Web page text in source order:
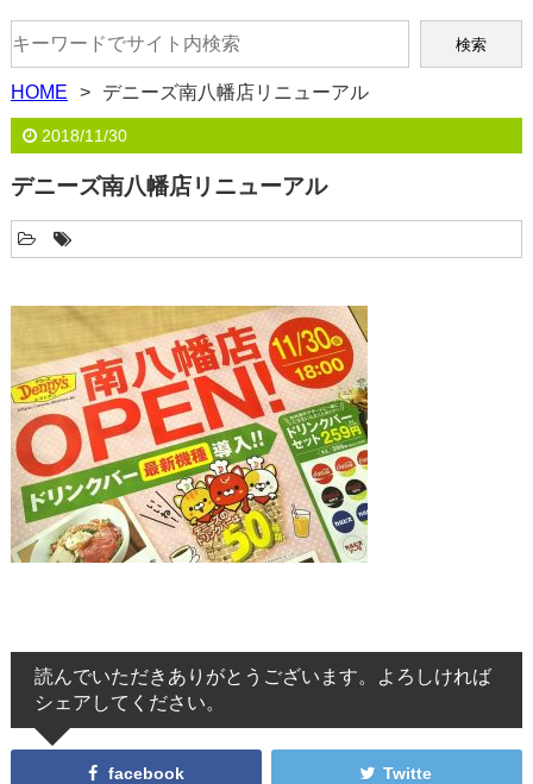
HOME デニーズ南八幡店リニューアル
2018/11/30
デニーズ南八幡店リニューアル
読んでいただきありがとうございます。よろしければ
シェアしてください。
facebook Twitte